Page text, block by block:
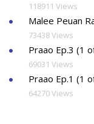
118911 Views
Malee Peuan
73438 Views
Praao Ep.3 (1
69031 Views
Praao Ep.1 (1
64270 Views